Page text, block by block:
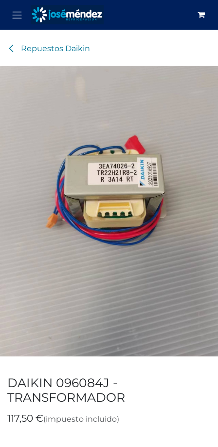
Ir al contenido
Repuestos Daikin
DAIKIN 096084J -
TRANSFORMADOR
117,50 €(impuesto incluido)